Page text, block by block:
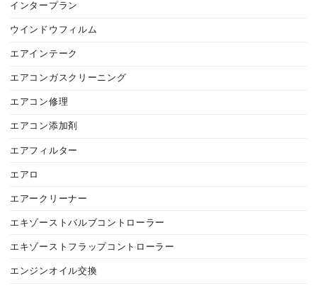
インタープラン
ウインドウフィルム
エアインテーク
エアコンガスクリーニング
エアコン修理
エアコン添加剤
エアフィルター
エアロ
エアークリーナー
エキゾーストバルブコントローラー
エキゾーストフラップコントローラー
エンジンオイル交換